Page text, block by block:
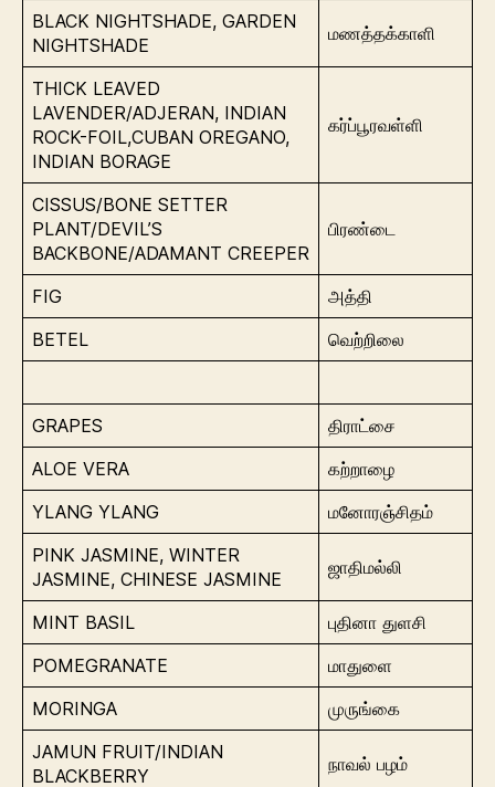
BLACK NIGHTSHADE, GARDEN
NIGHTSHADE
மணத்தக்காளி
THICK LEAVED
LAVENDER/ADJERAN, INDIAN
ROCK-FOIL,CUBAN OREGANO,
INDIAN BORAGE
கர்ப்பூரவள்ளி
CISSUS/BONE SETTER
PLANT/DEVIL’S
BACKBONE/ADAMANT CREEPER
பிரண்டை
FIG
அத்தி
BETEL
வெற்றிலை
GRAPES
திராட்சை
ALOE VERA
கற்றாழை
YLANG YLANG
மனோரஞ்சிதம்
PINK JASMINE, WINTER
JASMINE, CHINESE JASMINE
ஜாதிமல்லி
MINT BASIL
புதினா துளசி
POMEGRANATE
மாதுளை
MORINGA
முருங்கை
JAMUN FRUIT/INDIAN
BLACKBERRY
நாவல் பழம்